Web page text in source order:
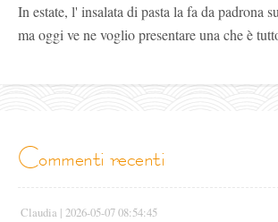
In estate, l' insalata di pasta la fa da padrona
ma oggi ve ne voglio presentare una che è
commenti recenti
Claudia | 2026-05-07 08:54:45